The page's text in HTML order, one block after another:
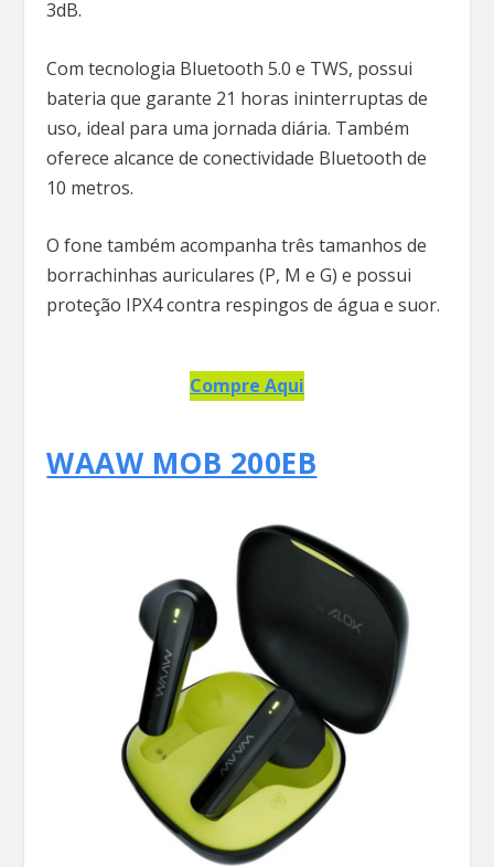
3dB.
Com tecnologia Bluetooth 5.0 e TWS, possui
bateria que garante 21 horas ininterruptas de
uso, ideal para uma jornada diária. Também
oferece alcance de conectividade Bluetooth de
10 metros.
O fone também acompanha três tamanhos de
borrachinhas auriculares (P, M e G) e possui
proteção IPX4 contra respingos de água e suor.
Compre Aqui
WAAW MOB 200EB